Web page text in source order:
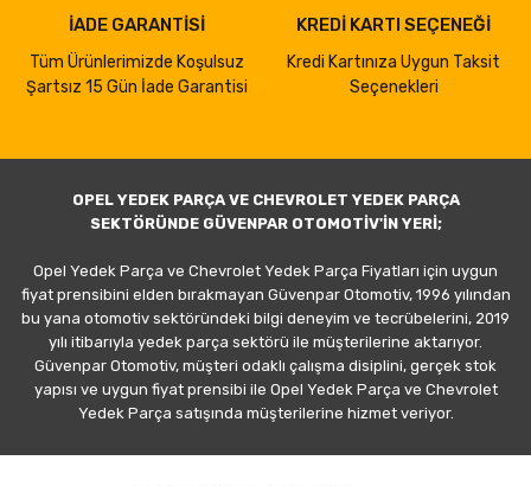
İADE GARANTİSİ
Tüm Ürünlerimizde Koşulsuz
Şartsız 15 Gün İade Garantisi
KREDİ KARTI SEÇENEĞİ
Kredi Kartınıza Uygun Taksit
Seçenekleri
OPEL YEDEK PARÇA VE CHEVROLET YEDEK PARÇA
SEKTÖRÜNDE GÜVENPAR OTOMOTİV'İN YERİ;
Opel Yedek Parça ve Chevrolet Yedek Parça Fiyatları için uygun
fiyat prensibini elden bırakmayan Güvenpar Otomotiv, 1996 yılından
bu yana otomotiv sektöründeki bilgi deneyim ve tecrübelerini, 2019
yılı itibarıyla yedek parça sektörü ile müşterilerine aktarıyor.
Güvenpar Otomotiv, müşteri odaklı çalışma disiplini, gerçek stok
yapısı ve uygun fiyat prensibi ile Opel Yedek Parça ve Chevrolet
Yedek Parça satışında müşterilerine hizmet veriyor.